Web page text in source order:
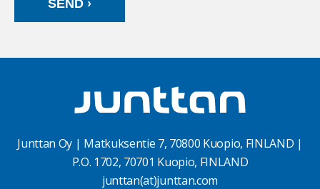
Junttan Oy | Matkuksentie 7, 70800 Kuopio, FINLAND |
P.O. 1702, 70701 Kuopio, FINLAND
junttan(at)junttan.com